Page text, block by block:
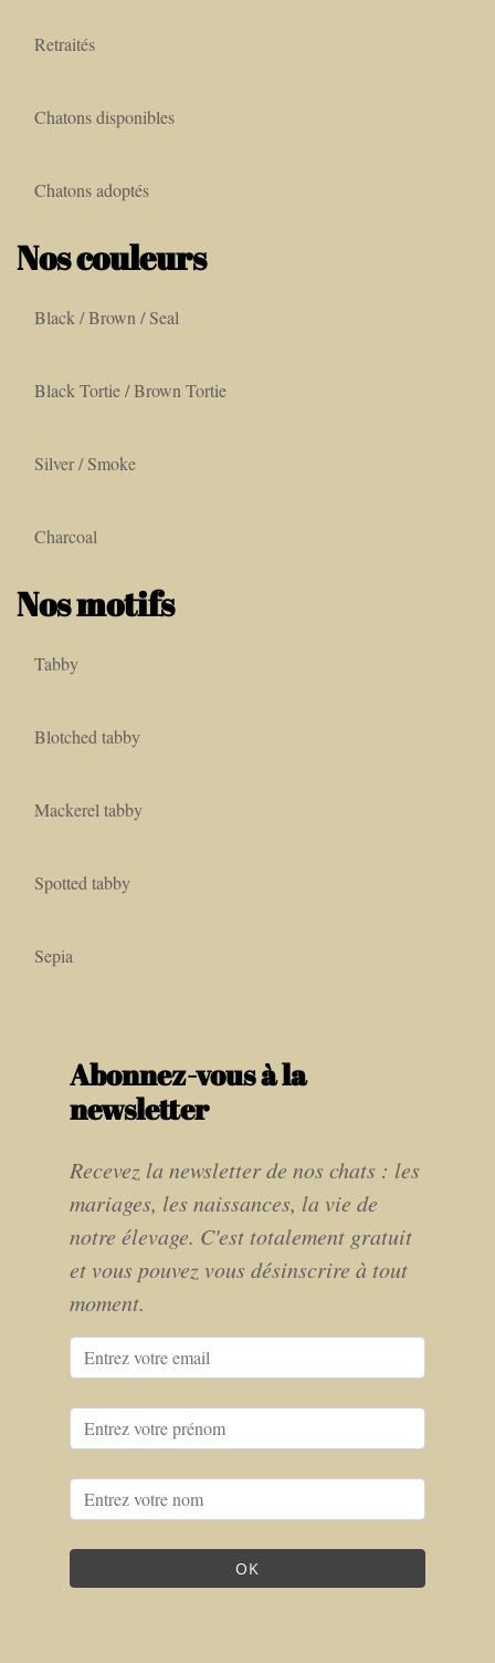
Retraités
Chatons disponibles
Chatons adoptés
Nos couleurs
Black / Brown / Seal
Black Tortie / Brown Tortie
Silver / Smoke
Charcoal
Nos motifs
Tabby
Blotched tabby
Mackerel tabby
Spotted tabby
Sepia
Abonnez-vous à la
newsletter
Recevez la newsletter de nos chats : les
mariages, les naissances, la vie de
notre élevage. C'est totalement gratuit
et vous pouvez vous désinscrire à tout
moment.
OK